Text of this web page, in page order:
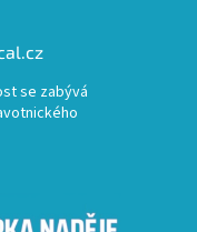
se zabývá